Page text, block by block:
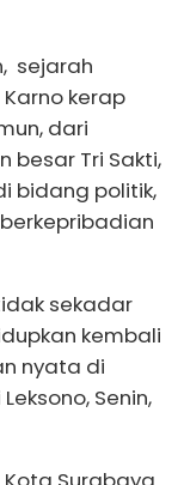
sejarah
kerap
dari
Tri Sakti,
bidang politik,
sekadar
kembali
nyata di
Senin,